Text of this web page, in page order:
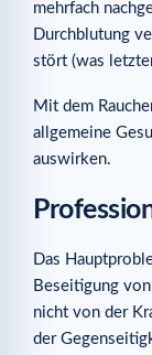
mehrfach
Durchblutung
stört (was
Mit dem
allgemeine
auswirken.
Das
Beseitigung
nicht von der
der